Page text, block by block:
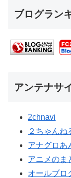
ブログラン
アンテナサ
2chnavi
２ちゃんね
アナグロあ
アニメのま
オールブロ